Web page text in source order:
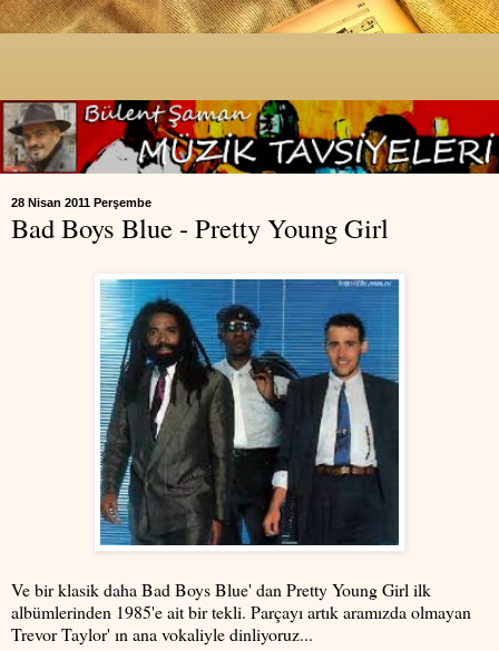
28 Nisan 2011 Perşembe
Bad Boys Blue - Pretty Young Girl
Ve bir klasik daha Bad Boys Blue' dan Pretty Young Girl ilk
albümlerinden 1985'e ait bir tekli. Parçayı artık aramızda olmayan
Trevor Taylor' ın ana vokaliyle dinliyoruz...